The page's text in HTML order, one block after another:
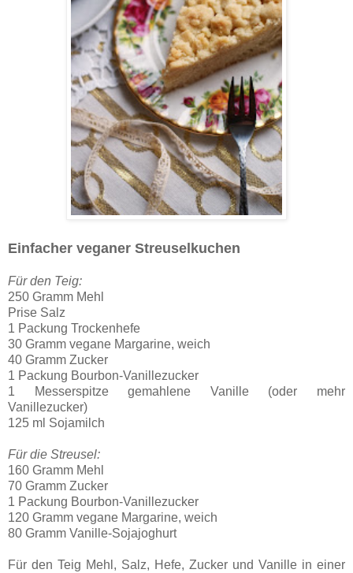
Einfacher veganer Streuselkuchen
Für den Teig:
250 Gramm Mehl
Prise Salz
1 Packung Trockenhefe
30 Gramm vegane Margarine, weich
40 Gramm Zucker
1 Packung Bourbon-Vanillezucker
1 Messerspitze gemahlene Vanille (oder mehr
Vanillezucker)
125 ml Sojamilch
Für die Streusel:
160 Gramm Mehl
70 Gramm Zucker
1 Packung Bourbon-Vanillezucker
120 Gramm vegane Margarine, weich
80 Gramm Vanille-Sojajoghurt
Für den Teig Mehl, Salz, Hefe, Zucker und Vanille in einer